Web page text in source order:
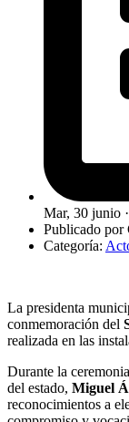
Mar, 30 junio
Publicado por
Categoría:
La presidenta
conmemoración del
realizada en las
Durante la
del estado, Miguel
reconocimientos a